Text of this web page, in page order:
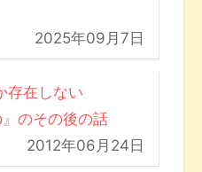
2025年09月7日
存在しない
』のその後の話
2012年06月24日